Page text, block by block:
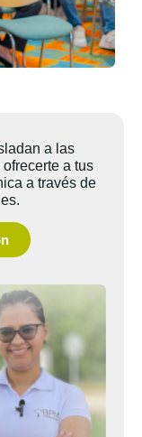
a las
a tus
a través de